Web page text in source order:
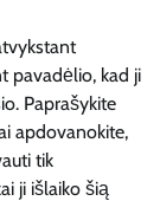
pavadėlio, kad ji
Paprašykite
apdovanokite,
tik
ji išlaiko šią